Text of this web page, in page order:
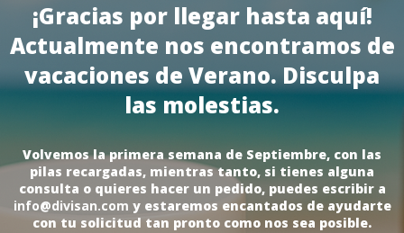
¡Gracias por llegar hasta aquí!
Actualmente nos encontramos de
vacaciones de Verano. Disculpa
las molestias.
Volvemos la primera semana de Septiembre, con las
pilas recargadas, mientras tanto, si tienes alguna
consulta o quieres hacer un pedido, puedes escribir a
info@divisan.com y estaremos encantados de ayudarte
con tu solicitud tan pronto como nos sea posible.